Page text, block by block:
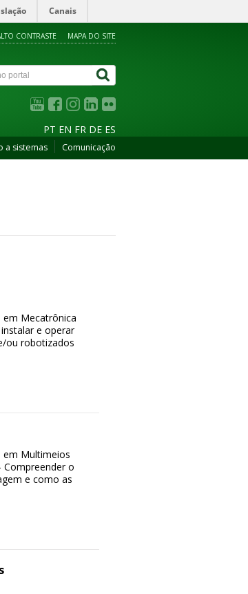
Canais
CONTRASTE MAPA DO SITE
PT EN FR DE ES
a sistemas Comunicação
em Mecatrônica
e operar
ou robotizados
em Multimeios
Compreender o
e como as